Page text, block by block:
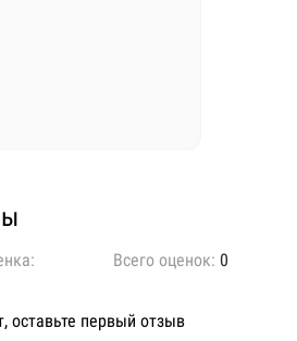
Всего оценок: 0
оставьте первый отзыв